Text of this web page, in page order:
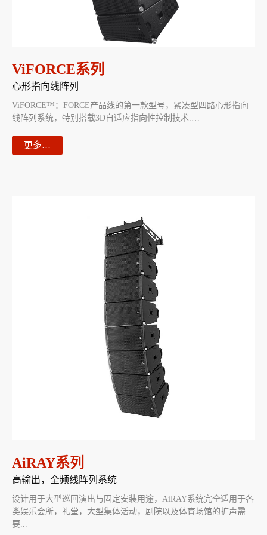
ViFORCE系列
心形指向线阵列
ViFORCE™：FORCE产品线的第一款型号，紧凑型四路心形指向
线阵列系统，特别搭载3D自适应指向性控制技术.…
更多…
AiRAY系列
高输出，全频线阵列系统
设计用于大型巡回演出与固定安装用途，AiRAY系统完全适用于各
类娱乐会所，礼堂，大型集体活动，剧院以及体育场馆的扩声需
要...